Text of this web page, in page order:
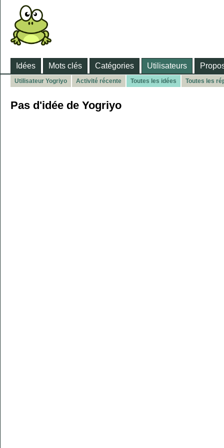
Idées Mots clés Catégories Utilisateurs
Utilisateur Yogriyo Activité récente Toutes les idées Toutes les
Pas d'idée de Yogriyo